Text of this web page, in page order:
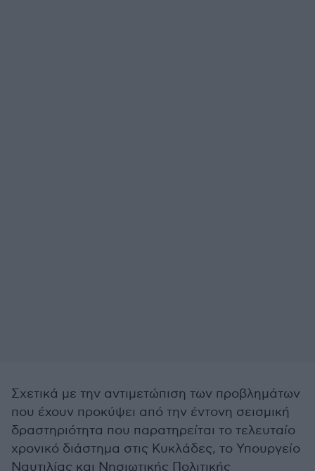
Σχετικά με την αντιμετώπιση των προβλημάτων
που έχουν προκύψει από την έντονη σεισμική
δραστηριότητα που παρατηρείται το τελευταίο
χρονικό διάστημα στις Κυκλάδες, το Υπουργείο
Ναυτιλίας και Νησιωτικής Πολιτικής